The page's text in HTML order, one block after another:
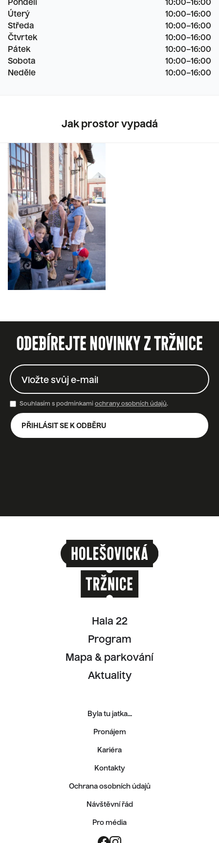
Pondělí
Úterý
Středa
Čtvrtek
Pátek
Sobota
Neděle
10:00–16:00
10:00–16:00
10:00–16:00
10:00–16:00
10:00–16:00
10:00–16:00
10:00–16:00
Jak prostor vypadá
ODEBÍREJTE NOVINKY Z TRŽNICE
Souhlasím s podmínkami ochrany osobních údajů.
Hala 22
Program
Mapa & parkování
Aktuality
Byla tu jatka...
Pronájem
Kariéra
Kontakty
Ochrana osobních údajů
Návštěvní řád
Pro média